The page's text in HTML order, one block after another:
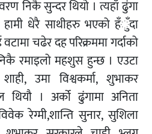
निकै सुन्दर थियो । त्यहाँ ढुंगा
धेरै साथीहरु भएको हँुँदा
चढेर दह परिक्रममा गर्दाको
रमाइलो महशुस हुन्छ । एउटा
उमा विश्वकर्मा, शुभाकर
थियौ । अर्को ढुंगामा अनिता
रेग्मी,शान्ति सुनार, सुशिला